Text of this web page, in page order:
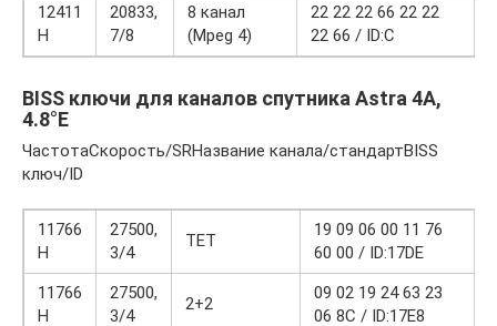
12411
H
20833,
7/8
8 канал
(Mpeg 4)
22 22 22 66 22 22
22 66 / ID:C
BISS ключи для каналов спутника Astra 4A,
4.8°E
ЧастотаСкорость/SRНазвание канала/стандартBISS
ключ/ID
11766
H
27500,
3/4
ТЕТ
19 09 06 00 11 76
60 00 / ID:17DE
11766
H
27500,
3/4
2+2
09 02 19 24 63 23
06 8C / ID:17E8